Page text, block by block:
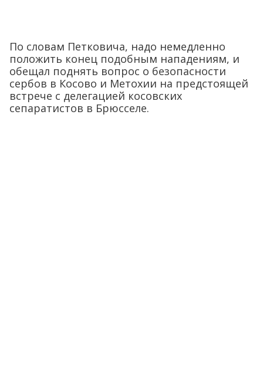
По словам Петковича, надо немедленно
положить конец подобным нападениям, и
обещал поднять вопрос о безопасности
сербов в Косово и Метохии на предстоящей
встрече с делегацией косовских
сепаратистов в Брюсселе.